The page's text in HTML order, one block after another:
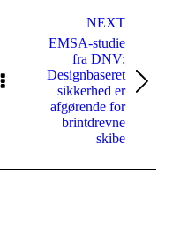
NEXT
Next
post:
EMSA-studie
fra DNV:
Designbaseret
sikkerhed er
afgørende for
brintdrevne
skibe